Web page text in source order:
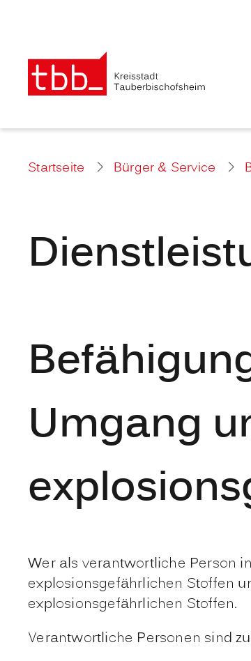
Startseite Bürger & Service
Umgang
Wer als verantwortliche Person
explosionsgefährlichen Stoffen
explosionsgefährlichen Stoffen.
Verantwortliche Personen sind